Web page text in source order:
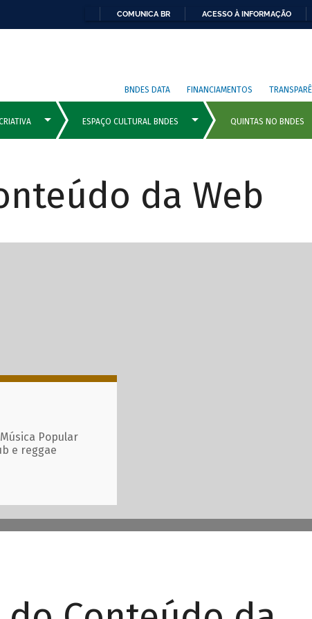
COMUNICA BR ACESSO À INFORMAÇÃO
BNDES DATA FINANCIAMENTOS
da Web
com
Popular
e reggae